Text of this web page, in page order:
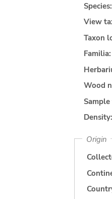
Species:
View
Taxon
Familia:
Wood
Density:
Origin